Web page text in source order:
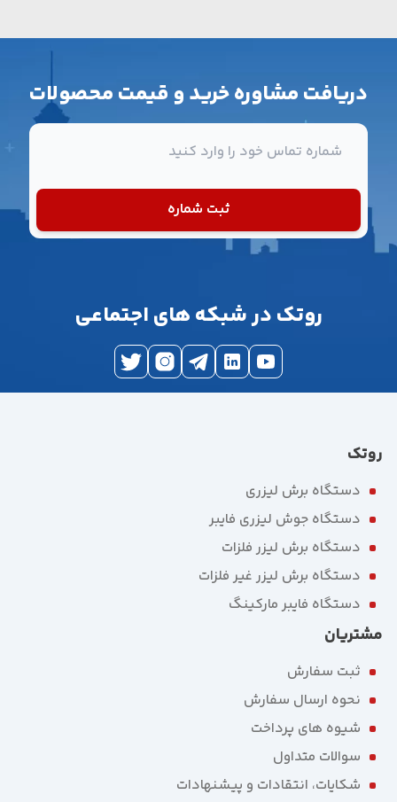
دریافت مشاوره خرید و قیمت محصولات
ثبت شماره
روتک در شبکه های اجتماعی
روتک
دستگاه برش لیزری
دستگاه جوش لیزری فایبر
دستگاه برش لیزر فلزات
دستگاه برش لیزر غیر فلزات
دستگاه فایبر مارکینگ
مشتریان
ثبت سفارش
نحوه ارسال سفارش
شیوه های پرداخت
سوالات متداول
شکایات، انتقادات و پیشنهادات